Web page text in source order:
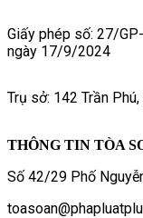
Giấy phép số: 27/
ngày 17/9/2024
Trụ sở: 142 Trần
THÔNG TIN TÒA
Số 42/29 Phố